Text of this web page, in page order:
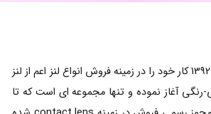
فروشگاه لنز امیر از سال 1392 کار خود را در زمینه فروش انواع لنز اعم از لنز
آغاز نموده و تنها مجموعه ای است که تا